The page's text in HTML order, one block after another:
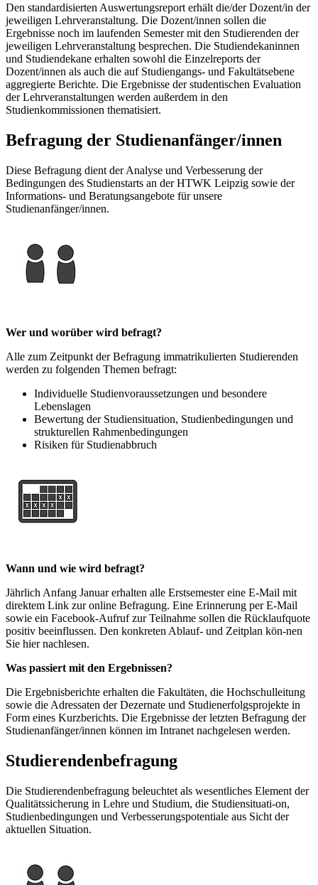
Den standardisierten Auswertungsreport erhält die/der Dozent/in der
jeweiligen Lehrveranstaltung. Die Dozent/innen sollen die
Ergebnisse noch im laufenden Semester mit den Studierenden der
jeweiligen Lehrveranstaltung besprechen. Die Studiendekaninnen
und Studiendekane erhalten sowohl die Einzelreports der
Dozent/innen als auch die auf Studiengangs- und Fakultätsebene
aggregierte Berichte. Die Ergebnisse der studentischen Evaluation
der Lehrveranstaltungen werden außerdem in den
Studienkommissionen thematisiert.
Befragung der Studienanfänger/innen
Diese Befragung dient der Analyse und Verbesserung der
Bedingungen des Studienstarts an der HTWK Leipzig sowie der
Informations- und Beratungsangebote für unsere
Studienanfänger/innen.
Wer und worüber wird befragt?
Alle zum Zeitpunkt der Befragung immatrikulierten Studierenden
werden zu folgenden Themen befragt:
Individuelle Studienvoraussetzungen und besondere
Lebenslagen
Bewertung der Studiensituation, Studienbedingungen und
strukturellen Rahmenbedingungen
Risiken für Studienabbruch
Wann und wie wird befragt?
Jährlich Anfang Januar erhalten alle Erstsemester eine E-Mail mit
direktem Link zur online Befragung. Eine Erinnerung per E-Mail
sowie ein Facebook-Aufruf zur Teilnahme sollen die Rücklaufquote
positiv beeinflussen. Den konkreten Ablauf- und Zeitplan kön-nen
Sie hier nachlesen.
Was passiert mit den Ergebnissen?
Die Ergebnisberichte erhalten die Fakultäten, die Hochschulleitung
sowie die Adressaten der Dezernate und Studienerfolgsprojekte in
Form eines Kurzberichts. Die Ergebnisse der letzten Befragung der
Studienanfänger/innen können im Intranet nachgelesen werden.
Studierendenbefragung
Die Studierendenbefragung beleuchtet als wesentliches Element der
Qualitätssicherung in Lehre und Studium, die Studiensituati-on,
Studienbedingungen und Verbesserungspotentiale aus Sicht der
aktuellen Situation.